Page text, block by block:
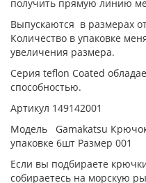
получить прямую линию
Выпускаются в размерах
Количество в упаковке
увеличения размера.
Серия teflon Coated
способностью.
Артикул 149142001
Модель Gamakatsu Крючок
упаковке 6шт Размер 001
Если вы подбираете
собираетесь на морскую